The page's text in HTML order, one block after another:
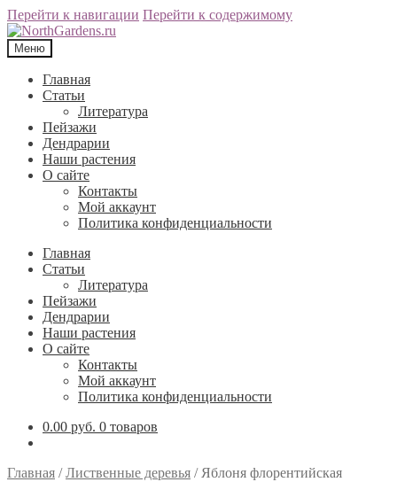
Перейти к навигации Перейти к содержимому
Меню
Главная
Статьи
Литература
Пейзажи
Дендрарии
Наши растения
О сайте
Контакты
Мой аккаунт
Политика конфиденциальности
Главная
Статьи
Литература
Пейзажи
Дендрарии
Наши растения
О сайте
Контакты
Мой аккаунт
Политика конфиденциальности
0.00 руб. 0 товаров
Главная /Лиственные деревья / Яблоня флорентийская